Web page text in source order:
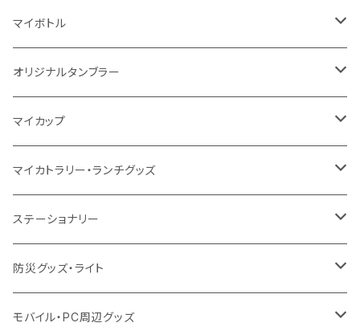
5oz
シーチング
キャンパス
8oz
10oz
デニム・デニムライク
ポリエステル
再生不織布
不織布
保冷
スウェット
10oz
12oz
デニム
ポリエステル
不織布
保冷
5oz
コットン
5oz
キャンパス
ポリエステル
不織布
不織布
スウェット
タンブラー
ランチグッズ
ハンカチ
傘
フェアトレードコットン
再生ファブリック
キャンパス
デニム・デニムライク
ポリエステル
不織布
保冷
コットン
オーガニックコットン
再生ファブリック
フェアトレードコットン
デニム・デニムライク
ポリエステル
リネン
マイボトル
ステンレスサーモ
ステンレス
アルミ
クリアボトル
カスタムデザインボトル
オリジナルタンブラー
サーモタンブラー
ステンレス2層タンブラー
プラスチック2層タンブラー
アルミタンブラー
バンブータンブラー
マイカップ
サーモ
ステンレス
バンブー
コーヒー配合
マイカトラリー・ランチグッズ
カトラリー
フードポット
コースター
ステーショナリー
単色ボールペン
多機能ペン
防災グッズ・ライト
防災セット
モバイル・PC周辺グッズ